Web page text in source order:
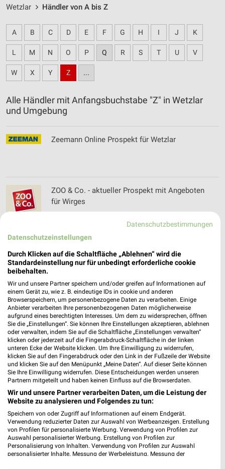
Wetzlar Händler von A bis Z
A B C D E F G H I J K
L M N O P Q R S T U V
W X Y Z ...
Alle Händler mit Anfangsbuchstabe "Z" in Wetzlar
und Umgebung
Zeemann Online Prospekt für Wetzlar
ZOO & Co. - aktueller Prospekt mit Angeboten
für Wirges
Zookauf Filialen & Öffnungszeiten für Linden
Zweirad Stadler Filialen & Öffnungszeiten für
Frankfurt am Main
Noch mehr Angebote in
der weekli App!
Datenschutzbestimmungen
Datenschutzeinstellungen
Durch Klicken auf die Schaltfläche „Ablehnen“ wird die
Standardeinstellung nur für unbedingt erforderliche cookie
beibehalten.
Wir und unsere Partner speichern und/oder greifen auf Informationen auf
einem Gerät zu, wie z. B. eindeutige IDs in cookie und anderen
Browserspeichern, um personenbezogene Daten zu verarbeiten. Einige
Anbieter verarbeiten Ihre personenbezogenen Daten möglicherweise
aufgrund eines berechtigten Interesses. Um dem zu widersprechen, öffnen
Sie die „Einstellungen“. Sie können Ihre Einstellungen akzeptieren, ablehnen
oder verwalten, indem Sie auf die Schaltfläche „Einstellungen verwalten“
klicken oder jederzeit auf die Fingerabdruck-Schaltfläche in der linken
unteren Ecke der Website klicken. Um Ihre Einwilligung zu widerrufen,
klicken Sie auf den Fingerabdruck oder den Link in der Fußzeile der Website
und klicken Sie auf den Menüpunkt „Meine Daten“. Auf dieser Seite können
Sie Ihre Einwilligung widerrufen. Diese Entscheidungen werden unseren
Partnern mitgeteilt und haben keinen Einfluss auf die Browserdaten.
Wir und unsere Partner verarbeiten Daten, um die Leistung der
Website zu analysieren und Folgendes zu tun:
Speichern von oder Zugriff auf Informationen auf einem Endgerät.
Verwendung reduzierter Daten zur Auswahl von Werbeanzeigen. Erstellung
von Profilen für personalisierte Werbung. Verwendung von Profilen zur
Auswahl personalisierter Werbung. Erstellung von Profilen zur
Personalisierung von Inhalten. Verwendung von Profilen zur Auswahl
personalisierter Inhalte. Messung der Werbeleistung. Messung der